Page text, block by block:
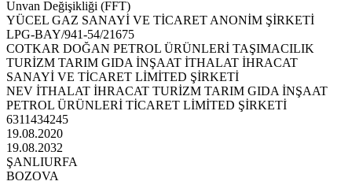
Unvan Değişikliği (FFT)
YÜCEL GAZ SANAYİ VE TİCARET ANONİM ŞİRKETİ
LPG-BAY/941-54/21675
COTKAR DOĞAN PETROL ÜRÜNLERİ TAŞIMACILIK
TURİZM TARIM GIDA İNŞAAT İTHALAT İHRACAT
SANAYİ VE TİCARET LİMİTED ŞİRKETİ
NEV İTHALAT İHRACAT TURİZM TARIM GIDA İNŞAAT
PETROL ÜRÜNLERİ TİCARET LİMİTED ŞİRKETİ
6311434245
19.08.2020
19.08.2032
ŞANLIURFA
BOZOVA